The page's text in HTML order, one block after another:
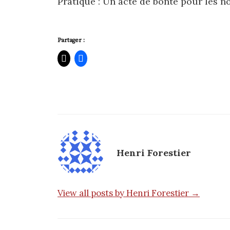
Partager :
Henri Forestier
View all posts by Henri Forestier →